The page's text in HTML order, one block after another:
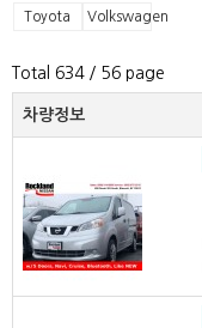
Toyota
Volkswagen
Total 634/ 56 page
차량정보